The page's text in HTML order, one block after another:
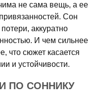
не сама вещь, а ее
Сон
аккуратно
И чем сильнее
что сюжет касается
и устойчивости.
ПО СОННИКУ